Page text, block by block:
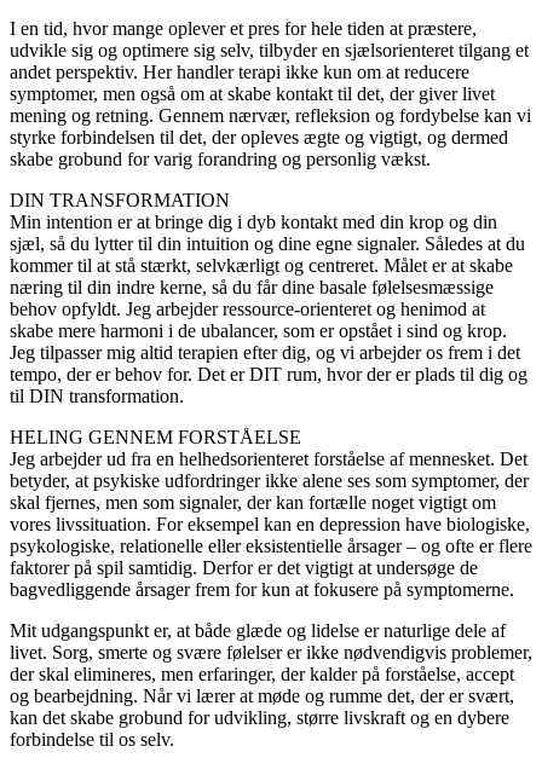
I en tid, hvor mange oplever et pres for hele tiden at præstere,
udvikle sig og optimere sig selv, tilbyder en sjælsorienteret tilgang et
andet perspektiv. Her handler terapi ikke kun om at reducere
symptomer, men også om at skabe kontakt til det, der giver livet
mening og retning. Gennem nærvær, refleksion og fordybelse kan vi
styrke forbindelsen til det, der opleves ægte og vigtigt, og dermed
skabe grobund for varig forandring og personlig vækst.
DIN TRANSFORMATION
Min intention er at bringe dig i dyb kontakt med din krop og din
sjæl, så du lytter til din intuition og dine egne signaler. Således at du
kommer til at stå stærkt, selvkærligt og centreret. Målet er at skabe
næring til din indre kerne, så du får dine basale følelsesmæssige
behov opfyldt. Jeg arbejder ressource-orienteret og henimod at
skabe mere harmoni i de ubalancer, som er opstået i sind og krop.
Jeg tilpasser mig altid terapien efter dig, og vi arbejder os frem i det
tempo, der er behov for. Det er DIT rum, hvor der er plads til dig og
til DIN transformation.
HELING GENNEM FORSTÅELSE
Jeg arbejder ud fra en helhedsorienteret forståelse af mennesket. Det
betyder, at psykiske udfordringer ikke alene ses som symptomer, der
skal fjernes, men som signaler, der kan fortælle noget vigtigt om
vores livssituation. For eksempel kan en depression have biologiske,
psykologiske, relationelle eller eksistentielle årsager – og ofte er flere
faktorer på spil samtidig. Derfor er det vigtigt at undersøge de
bagvedliggende årsager frem for kun at fokusere på symptomerne.
Mit udgangspunkt er, at både glæde og lidelse er naturlige dele af
livet. Sorg, smerte og svære følelser er ikke nødvendigvis problemer,
der skal elimineres, men erfaringer, der kalder på forståelse, accept
og bearbejdning. Når vi lærer at møde og rumme det, der er svært,
kan det skabe grobund for udvikling, større livskraft og en dybere
forbindelse til os selv.